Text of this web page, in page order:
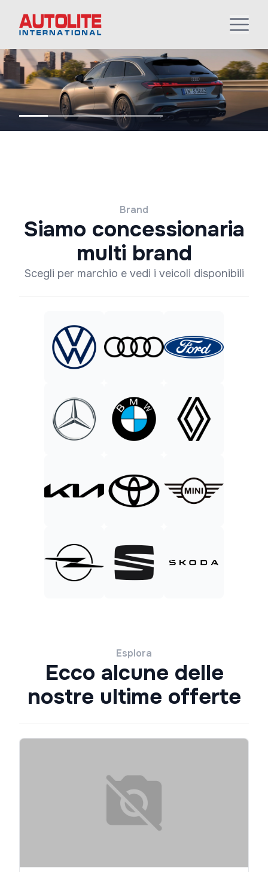
Brand
Siamo concessionaria
multi brand
Scegli per marchio e vedi i veicoli disponibili
Esplora
Ecco alcune delle
nostre ultime offerte